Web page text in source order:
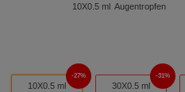
10X0.5 ml Augentropfen
10X0.5 ml
27%
30X0.5 ml
31%